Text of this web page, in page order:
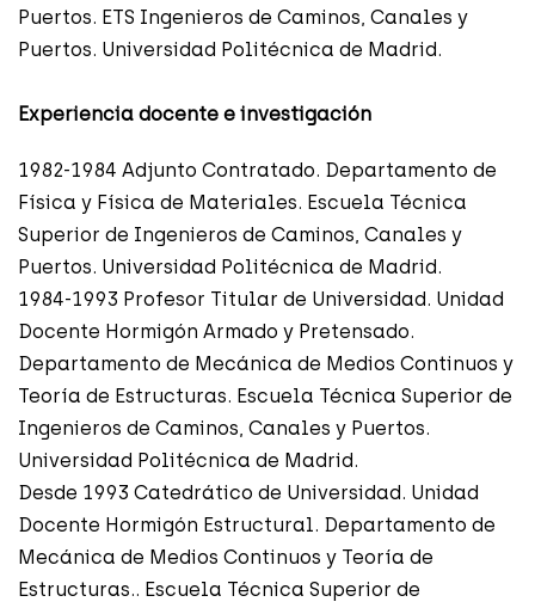
Puertos. ETS Ingenieros de Caminos, Canales y
Puertos. Universidad Politécnica de Madrid.
Experiencia docente e investigación
1982-1984 Adjunto Contratado. Departamento de
Física y Física de Materiales. Escuela Técnica
Superior de Ingenieros de Caminos, Canales y
Puertos. Universidad Politécnica de Madrid.
1984-1993 Profesor Titular de Universidad. Unidad
Docente Hormigón Armado y Pretensado.
Departamento de Mecánica de Medios Continuos y
Teoría de Estructuras. Escuela Técnica Superior de
Ingenieros de Caminos, Canales y Puertos.
Universidad Politécnica de Madrid.
Desde 1993 Catedrático de Universidad. Unidad
Docente Hormigón Estructural. Departamento de
Mecánica de Medios Continuos y Teoría de
Estructuras.. Escuela Técnica Superior de